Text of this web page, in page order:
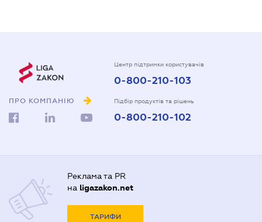
ПРО КОМПАНІЮ
Центр підтримки користувачів
0-800-210-103
Підбір продуктів та рішень
0-800-210-102
Реклама та PR
на ligazakon.net
ТАРИФИ